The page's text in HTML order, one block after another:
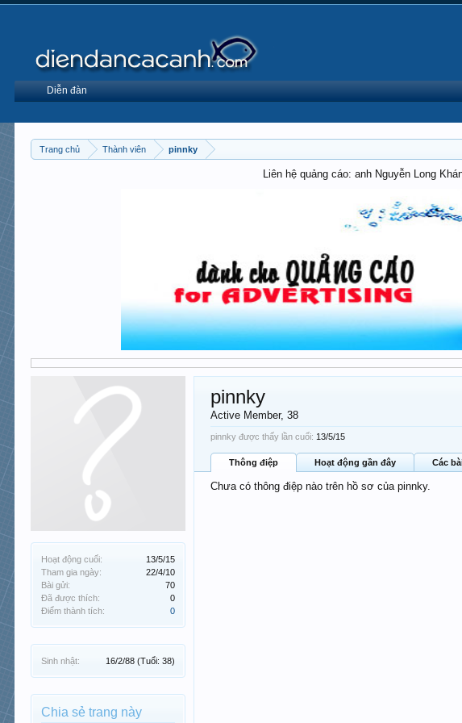
Trang chủ Thành viên pinnky
Liên hệ quảng cáo: anh Nguyễn Long
Hoạt động cuối:
13/5/15
Tham gia ngày:
22/4/10
Bài gửi:
70
Đã được thích:
0
Điểm thành tích:
0
Sinh nhật: 16/2/88 (Tuổi: 38)
Chia sẻ trang này
pinnky
Active Member, 38
pinnky được thấy lần cuối: 13/5/15
Thông điệp Hoạt động gần đây Các
Chưa có thông điệp nào trên hồ sơ của pinnky.
Diễn đàn